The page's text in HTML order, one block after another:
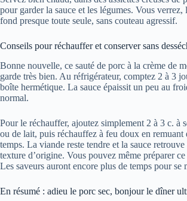
pour garder la sauce et les légumes. Vous verrez,
fond presque toute seule, sans couteau agressif.
Conseils pour réchauffer et conserver sans
Bonne nouvelle, ce sauté de porc à la crème de
garde très bien. Au réfrigérateur, comptez 2 à 3
boîte hermétique. La sauce épaissit un peu au
normal.
Pour le réchauffer, ajoutez simplement 2 à 3 c. à
ou de lait, puis réchauffez à feu doux en remuant
temps. La viande reste tendre et la sauce retrouve
texture d’origine. Vous pouvez même préparer
Les saveurs auront encore plus de temps pour se
En résumé : adieu le porc sec, bonjour le dîner